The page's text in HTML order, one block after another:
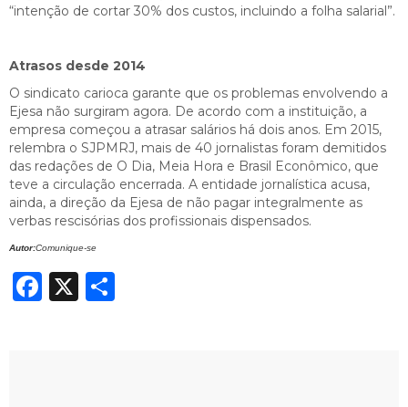
“intenção de cortar 30% dos custos, incluindo a folha salarial”.
Atrasos desde 2014
O sindicato carioca garante que os problemas envolvendo a
Ejesa não surgiram agora. De acordo com a instituição, a
empresa começou a atrasar salários há dois anos. Em 2015,
relembra o SJPMRJ, mais de 40 jornalistas foram demitidos
das redações de O Dia, Meia Hora e Brasil Econômico, que
teve a circulação encerrada. A entidade jornalística acusa,
ainda, a direção da Ejesa de não pagar integralmente as
verbas rescisórias dos profissionais dispensados.
Autor:Comunique-se
Facebook
X